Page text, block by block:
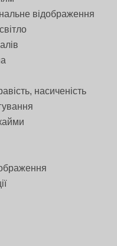
відображення
насиченість